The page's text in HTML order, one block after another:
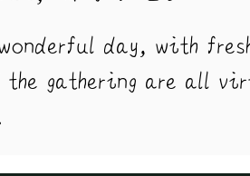
day, with
gathering are all